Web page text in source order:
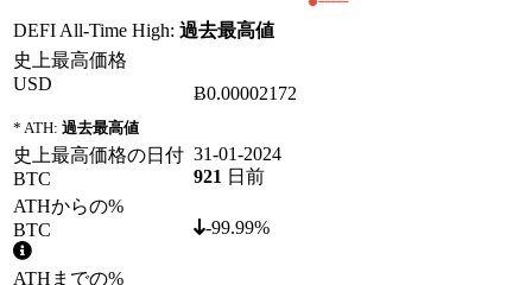
DEFI All-Time High: 過去最高値
史上最高価格
USD
* ATH: 過去最高値
Ƀ0.00002172
史上最高価格の日付
BTC
31-01-2024
921 日前
ATHからの%
BTC
-99.99%
ATHまでの%